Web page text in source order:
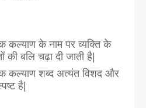
कल्याण के नाम पर व्यक्ति के
की बलि चढ़ा दी जाती है|
कल्याण शब्द अत्यंत विशद और
है|